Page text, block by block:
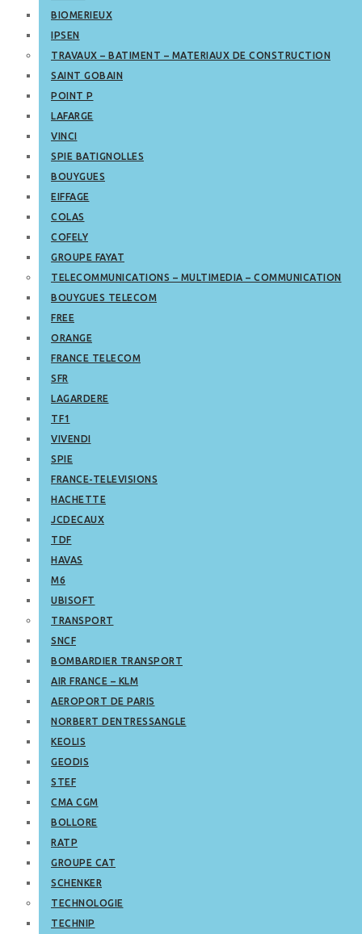
BIOMERIEUX
IPSEN
TRAVAUX – BATIMENT – MATERIAUX DE CONSTRUCTION
SAINT GOBAIN
POINT P
LAFARGE
VINCI
SPIE BATIGNOLLES
BOUYGUES
EIFFAGE
COLAS
COFELY
GROUPE FAYAT
TELECOMMUNICATIONS – MULTIMEDIA – COMMUNICATION
BOUYGUES TELECOM
FREE
ORANGE
FRANCE TELECOM
SFR
LAGARDERE
TF1
VIVENDI
SPIE
FRANCE-TELEVISIONS
HACHETTE
JCDECAUX
TDF
HAVAS
M6
UBISOFT
TRANSPORT
SNCF
BOMBARDIER TRANSPORT
AIR FRANCE – KLM
AEROPORT DE PARIS
NORBERT DENTRESSANGLE
KEOLIS
GEODIS
STEF
CMA CGM
BOLLORE
RATP
GROUPE CAT
SCHENKER
TECHNOLOGIE
TECHNIP